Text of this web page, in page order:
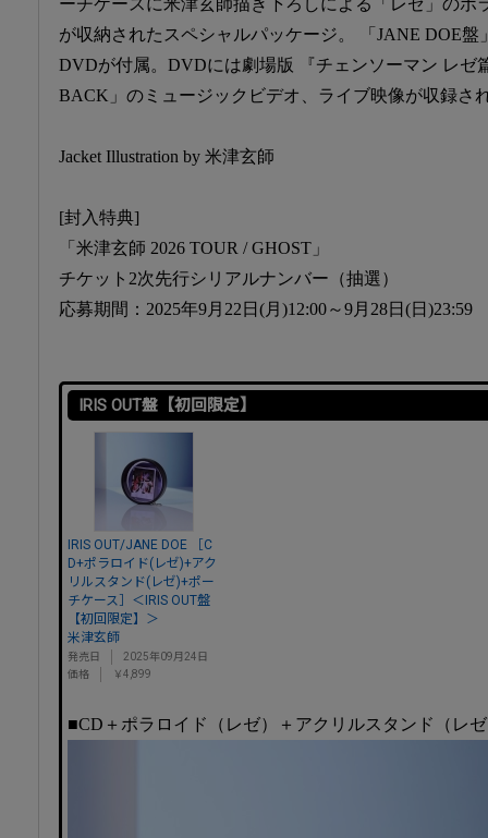
ーチケースに米津玄師描き下ろしによる「レゼ」のポ
が収納されたスペシャルパッケージ。 「JANE DOE
DVDが付属。DVDには劇場版 『チェンソーマン レゼ
BACK」のミュージックビデオ、ライブ映像が収録さ
Jacket Illustration by 米津玄師
[封入特典]
「米津玄師 2026 TOUR / GHOST」
チケット2次先行シリアルナンバー（抽選）
応募期間：2025年9月22日(月)12:00～9月28日(日)23:59
IRIS OUT盤【初回限定】
IRIS OUT/JANE DOE ［C
D+ポラロイド(レゼ)+アク
リルスタンド(レゼ)+ポー
チケース］＜IRIS OUT盤
【初回限定】＞
米津玄師
発売日
2025年09月24日
価格
￥4,899
■CD＋ポラロイド（レゼ）＋アクリルスタンド（レ